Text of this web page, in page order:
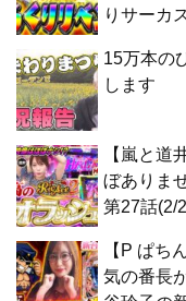
りサーカ
15万本の
します
【嵐と
ぼありま
第27話(2/
【P ぱち
気の番長